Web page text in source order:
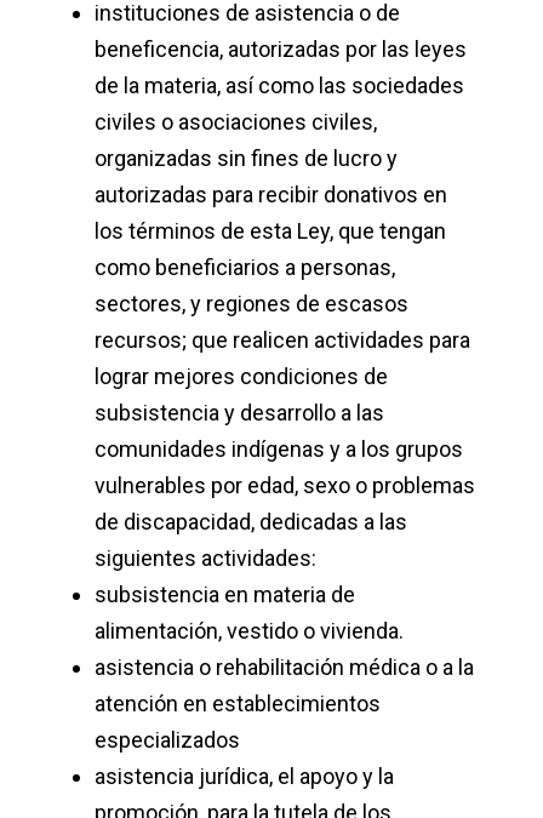
instituciones de asistencia o de
beneficencia, autorizadas por las leyes
de la materia, así como las sociedades
civiles o asociaciones civiles,
organizadas sin fines de lucro y
autorizadas para recibir donativos en
los términos de esta Ley, que tengan
como beneficiarios a personas,
sectores, y regiones de escasos
recursos; que realicen actividades para
lograr mejores condiciones de
subsistencia y desarrollo a las
comunidades indígenas y a los grupos
vulnerables por edad, sexo o problemas
de discapacidad, dedicadas a las
siguientes actividades:
subsistencia en materia de
alimentación, vestido o vivienda.
asistencia o rehabilitación médica o a la
atención en establecimientos
especializados
asistencia jurídica, el apoyo y la
promoción, para la tutela de los